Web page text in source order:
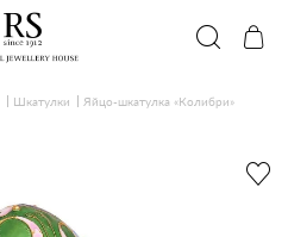
Шкатулки Яйцо-шкатулка «Колибри»